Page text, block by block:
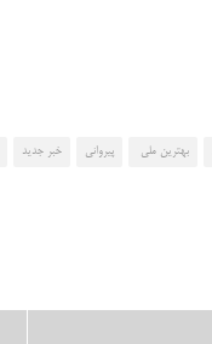
بهترین ملی پیروانی خبر جدید